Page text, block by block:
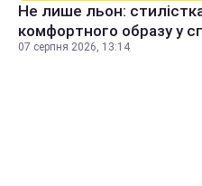
Не лише льон:
комфортного образу у
07 серпня 2026, 13:14